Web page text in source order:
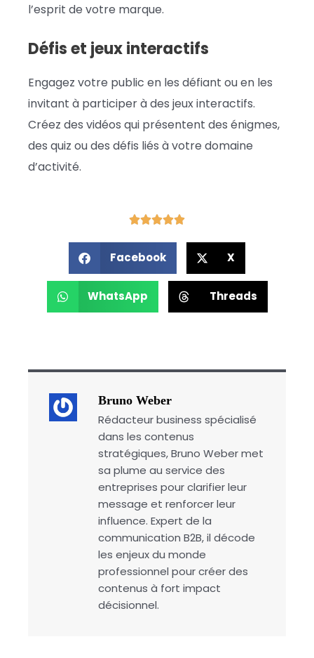
l’esprit de votre marque.
Défis et jeux interactifs
Engagez votre public en les défiant ou en les
invitant à participer à des jeux interactifs.
Créez des vidéos qui présentent des énigmes,
des quiz ou des défis liés à votre domaine
d’activité.
Facebook X
WhatsApp Threads
Bruno Weber
Rédacteur business spécialisé
dans les contenus
stratégiques, Bruno Weber met
sa plume au service des
entreprises pour clarifier leur
message et renforcer leur
influence. Expert de la
communication B2B, il décode
les enjeux du monde
professionnel pour créer des
contenus à fort impact
décisionnel.